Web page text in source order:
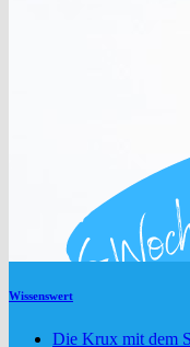
Wissenswert
Die Krux mit dem